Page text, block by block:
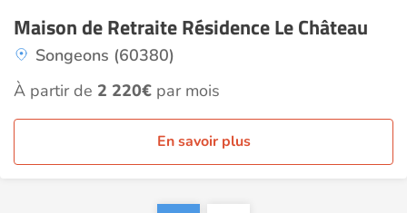
Maison de Retraite Résidence Le Château
Songeons (60380)
À partir de 2 220€ par mois
En savoir plus